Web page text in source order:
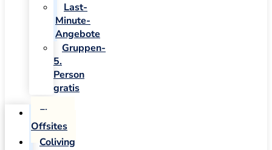
Last-
Minute-
Angebote
Gruppen-
5.
Person
gratis
Firmen-
Offsites
Coliving